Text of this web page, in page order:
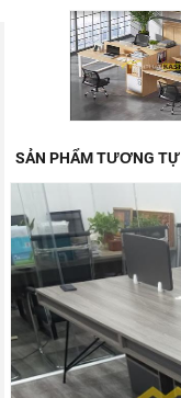
SẢN PHẨM TƯƠNG TỰ